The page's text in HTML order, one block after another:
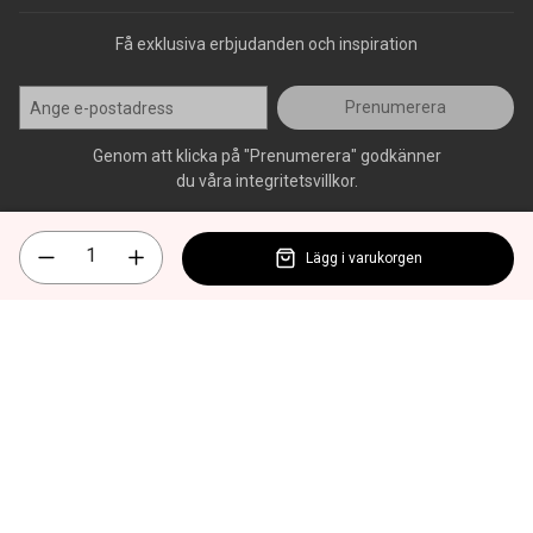
Få exklusiva erbjudanden och inspiration
Prenumerera
Genom att klicka på "Prenumerera" godkänner
du våra integritetsvillkor.
Lägg i varukorgen